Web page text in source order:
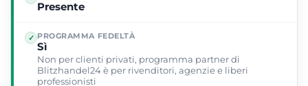
Presente
✓ PROGRAMMA FEDELTÀ
Sì
Non per clienti privati, programma partner di
Blitzhandel24 è per rivenditori, agenzie e liberi
professionisti